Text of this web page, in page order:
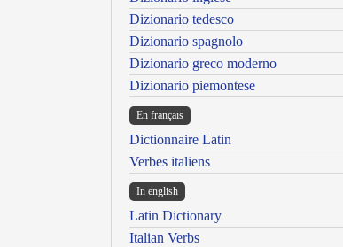
Dizionario tedesco
Dizionario spagnolo
Dizionario greco moderno
Dizionario piemontese
En français
Dictionnaire Latin
Verbes italiens
In english
Latin Dictionary
Italian Verbs